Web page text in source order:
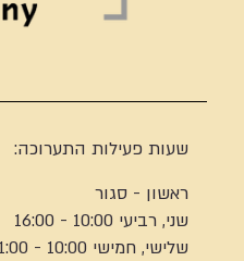
שעות פעילות התערוכה:
ראשון - סגור
שני, רביעי 10:00 - 16:00
שלישי, חמישי 10:00 - 21:00